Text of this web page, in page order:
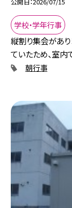
学校・学年行事
縦割り集会があ
ていたため、室内
朝行事